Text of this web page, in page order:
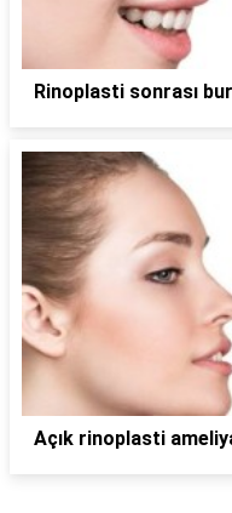
Rinoplasti sonrası
Açık rinoplasti